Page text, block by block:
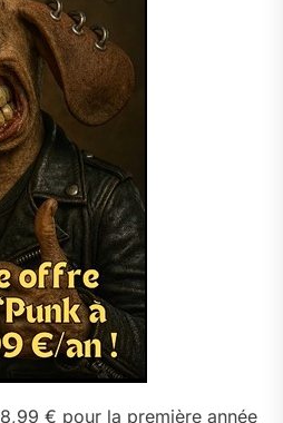
8,99 € pour la première année